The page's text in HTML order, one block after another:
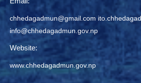
chhedagadmun@gmail.com
info@chhedagadmun.gov.np
Website:
www.chhedagadmun.gov.np